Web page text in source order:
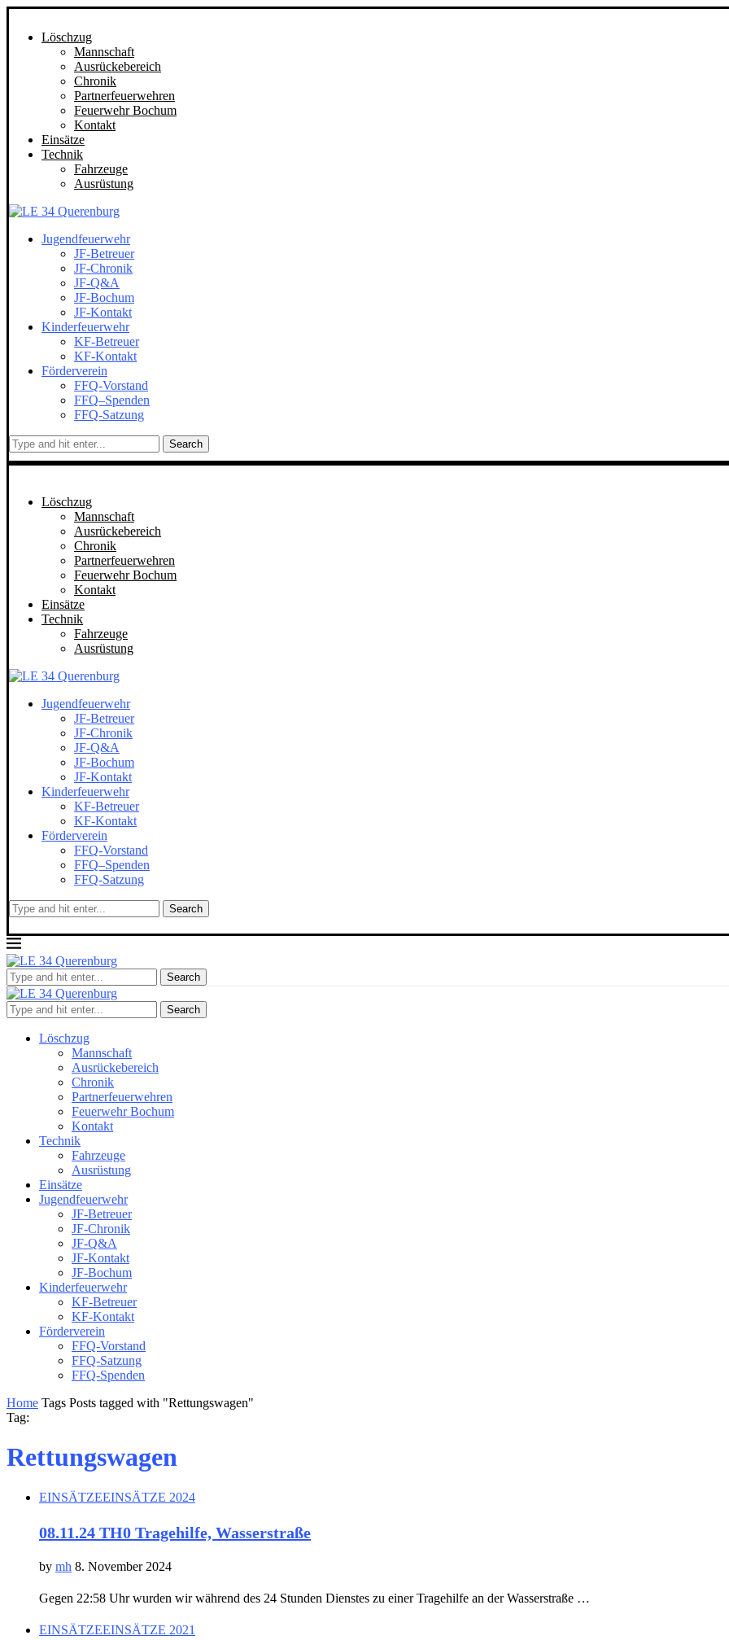
Löschzug
Mannschaft
Ausrückebereich
Chronik
Partnerfeuerwehren
Feuerwehr Bochum
Kontakt
Einsätze
Technik
Fahrzeuge
Ausrüstung
Jugendfeuerwehr
JF-Betreuer
JF-Chronik
JF-Q&A
JF-Bochum
JF-Kontakt
Kinderfeuerwehr
KF-Betreuer
KF-Kontakt
Förderverein
FFQ-Vorstand
FFQ–Spenden
FFQ-Satzung
Search
Löschzug
Mannschaft
Ausrückebereich
Chronik
Partnerfeuerwehren
Feuerwehr Bochum
Kontakt
Einsätze
Technik
Fahrzeuge
Ausrüstung
Jugendfeuerwehr
JF-Betreuer
JF-Chronik
JF-Q&A
JF-Bochum
JF-Kontakt
Kinderfeuerwehr
KF-Betreuer
KF-Kontakt
Förderverein
FFQ-Vorstand
FFQ–Spenden
FFQ-Satzung
Search
Search
Search
Löschzug
Mannschaft
Ausrückebereich
Chronik
Partnerfeuerwehren
Feuerwehr Bochum
Kontakt
Technik
Fahrzeuge
Ausrüstung
Einsätze
Jugendfeuerwehr
JF-Betreuer
JF-Chronik
JF-Q&A
JF-Kontakt
JF-Bochum
Kinderfeuerwehr
KF-Betreuer
KF-Kontakt
Förderverein
FFQ-Vorstand
FFQ-Satzung
FFQ-Spenden
Home Tags Posts tagged with "Rettungswagen"
Tag:
Rettungswagen
EINSÄTZEEINSÄTZE 2024
08.11.24 TH0 Tragehilfe, Wasserstraße
by mh 8. November 2024
Gegen 22:58 Uhr wurden wir während des 24 Stunden Dienstes zu einer Tragehilfe an der Wasserstraße …
EINSÄTZEEINSÄTZE 2021